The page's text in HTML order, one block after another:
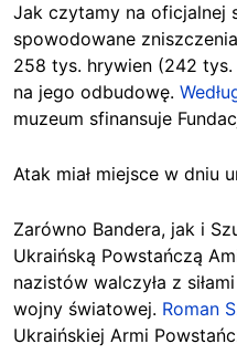
Jak czytamy na oficjalnej
spowodowane
258 tys. hrywien (242 tys.
na jego odbudowę.
muzeum sfinansuje
Atak miał miejsce w dniu
Zarówno Bandera, jak i
Ukraińską Powstańczą
nazistów walczyła z
wojny światowej. Roman
Ukraińskiej Armi